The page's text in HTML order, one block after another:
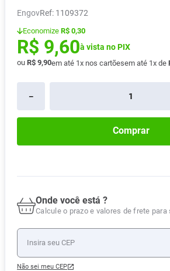
Engov : 1109372
Economize R$ 0,30
R$ 9,60à vista no PIX
ou R$ 9,90em até 1x nos cartõesem até 1x de
－
Comprar
Onde você está ?
Calcule o prazo e valores de frete para
Não sei meu CEP
7º Shampoo
8º Absorvente
9 Pampers Confort Sec
10º Lavitan